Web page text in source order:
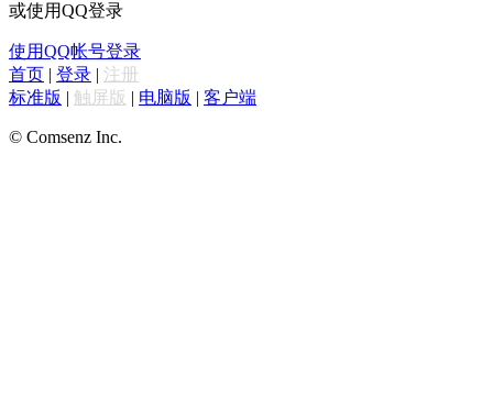
或使用QQ登录
使用QQ帐号登录
首页 | 登录 | 注册
标准版 | 触屏版 | 电脑版 | 客户端
© Comsenz Inc.